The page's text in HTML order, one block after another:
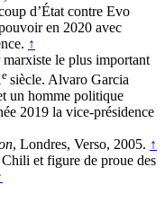
d’État contre Evo
en 2020 avec
↑
marxiste le plus important
e siècle. Alvaro Garcia
un homme politique
2019 la vice-présidence
, Londres, Verso, 2005. ↑
et figure de proue des